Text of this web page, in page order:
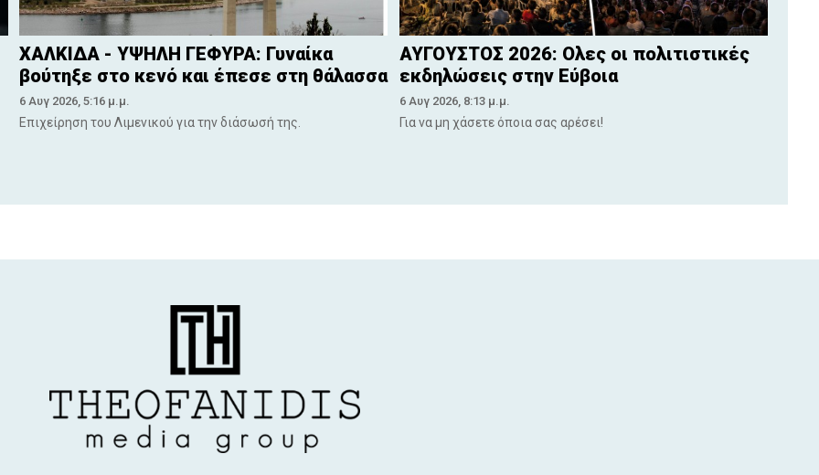
ΧΑΛΚΙΔΑ - ΥΨΗΛΗ ΓΕΦΥΡΑ: Γυναίκα
βούτηξε στο κενό και έπεσε στη θάλασσα
6 Αυγ 2026, 5:16 μ.μ.
Επιχείρηση του Λιμενικού για την διάσωσή της.
ΑΥΓΟΥΣΤΟΣ 2026: Ολες οι πολιτιστικές
εκδηλώσεις στην Εύβοια
6 Αυγ 2026, 8:13 μ.μ.
Για να μη χάσετε όποια σας αρέσει!